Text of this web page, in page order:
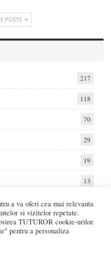
POSTS
217
118
70
29
19
13
Diverse Sanatate
si produse din Romania. Recenzii
cea mai buna alegere.
a va oferi cea mai relevanta
si vizitelor repetate.
TUTUROR cookie-urilor.
pentru a personaliza